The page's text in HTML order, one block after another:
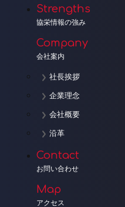
Strengths
協栄情報の強み
Company
会社案内
社長挨拶
企業理念
会社概要
沿革
Contact
お問い合わせ
Map
アクセス